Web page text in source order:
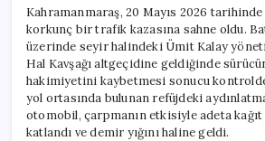
Kahramanmaraş, 20 Mayıs 2026
korkunç bir trafik kazasına sahne oldu.
üzerinde seyir halindeki Ümit Kalay
Hal Kavşağı altgeçidine geldiğinde
hakimiyetini kaybetmesi sonucu
yol ortasında bulunan refüjdeki
otomobil, çarpmanın etkisiyle adeta
katlandı ve demir yığını haline geldi.